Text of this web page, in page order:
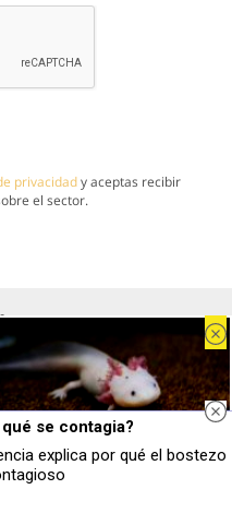
privacidady aceptas recibir
el sector.
ciencia ficción
para alucinar con estas
se contagia?
explica por qué el bostezo